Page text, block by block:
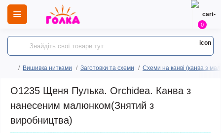
0
Вишивка нитками Заготовки та схеми Схеми на канві (канва з
O1235 Щеня Пулька. Orchidea. Канва з
нанесеним малюнком(Знятий з
виробництва)